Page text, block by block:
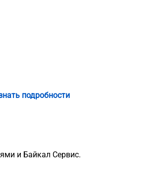
подробности
и Байкал Сервис.